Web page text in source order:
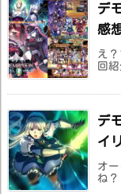
デ
感
え
回
デ
イ
オ
ね